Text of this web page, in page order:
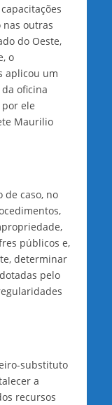
nas outras
do Oeste,
o
aplicou um
oficina
ele
Maurilio
de caso, no
públicos e,
determinar
pelo
substituto
a
recursos